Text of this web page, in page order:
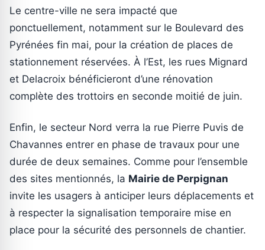
Le centre-ville ne sera impacté que
ponctuellement, notamment sur le Boulevard des
Pyrénées fin mai, pour la création de places de
stationnement réservées. À l’Est, les rues Mignard
et Delacroix bénéficieront d’une rénovation
complète des trottoirs en seconde moitié de juin.
Enfin, le secteur Nord verra la rue Pierre Puvis de
Chavannes entrer en phase de travaux pour une
durée de deux semaines. Comme pour l’ensemble
des sites mentionnés, la Mairie de Perpignan
invite les usagers à anticiper leurs déplacements et
à respecter la signalisation temporaire mise en
place pour la sécurité des personnels de chantier.